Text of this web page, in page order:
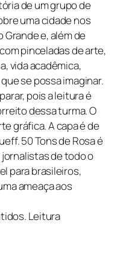
de um grupo de
uma cidade nos
Grande e, além de
pinceladas de arte,
vida acadêmica,
se possa imaginar.
pois a leitura é
dessa turma. O
gráfica. A capa é de
50 Tons de Rosaé
de todo o
para brasileiros,
ameaça aos
Leitura